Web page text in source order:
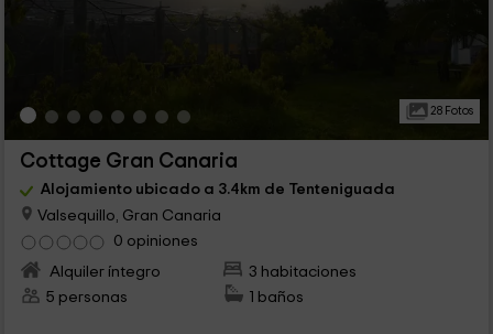
28 Fotos
Cottage Gran Canaria
Alojamiento ubicado a 3.4km de Tenteniguada
Valsequillo, Gran Canaria
0 opiniones
Alquiler íntegro
3 habitaciones
5 personas
1 baños